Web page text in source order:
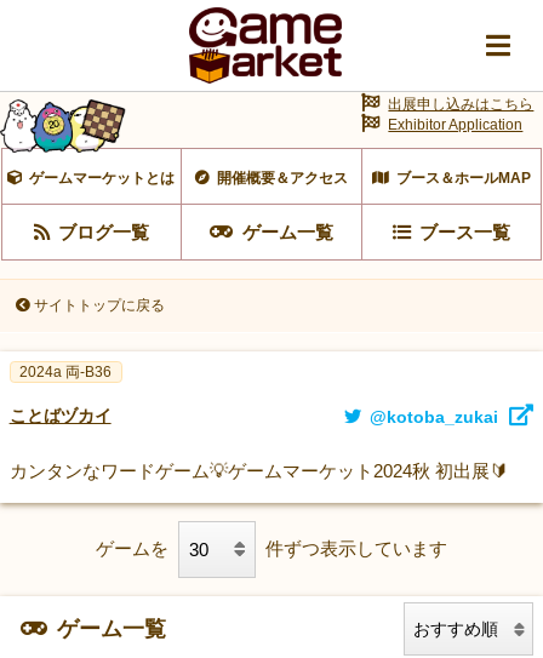
ゲームマーケットとは 開催概要＆アクセス ブース＆ホールMAP
ブログ一覧 ゲーム一覧 ブース一覧
出展申し込みはこちら
Exhibitor Application
サイトトップに戻る
2024a 両-B36
ことばヅカイ @kotoba_zukai
カンタンなワードゲーム💡ゲームマーケット2024秋 初出展🔰
ゲームを 件ずつ表示しています
ゲーム一覧